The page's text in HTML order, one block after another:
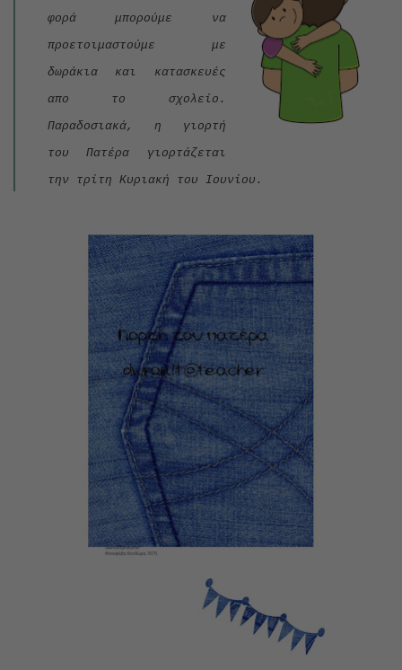
φορά μπορούμε να
προετοιμαστούμε με
δωράκια και κατασκευές
απο το σχολείο.
Παραδοσιακά, η γιορτή
του Πατέρα γιορτάζεται
την τρίτη Κυριακή του Ιουνίου.